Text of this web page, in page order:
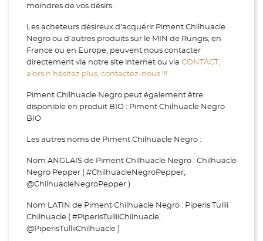
moindres de vos désirs.
Les acheteurs désireux d'acquérir Piment Chilhuacle
Negro ou d’autres produits sur le MIN de Rungis, en
France ou en Europe, peuvent nous contacter
directement via notre site internet ou via CONTACT,
alors n’hésitez plus, contactez-nous !!!
Piment Chilhuacle Negro peut également être
disponible en produit BIO : Piment Chilhuacle Negro
BIO
Les autres noms de Piment Chilhuacle Negro :
Nom ANGLAIS de Piment Chilhuacle Negro : Chilhuacle
Negro Pepper ( #ChilhuacleNegroPepper,
@ChilhuacleNegroPepper )
Nom LATIN de Piment Chilhuacle Negro : Piperis Tullii
Chilhuacle ( #PiperisTulliiChilhuacle,
@PiperisTulliiChilhuacle )